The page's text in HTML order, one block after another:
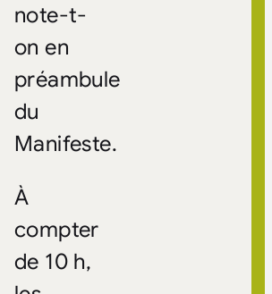
note-t-
on en
préambule
du
Manifeste.
À
compter
de 10 h,